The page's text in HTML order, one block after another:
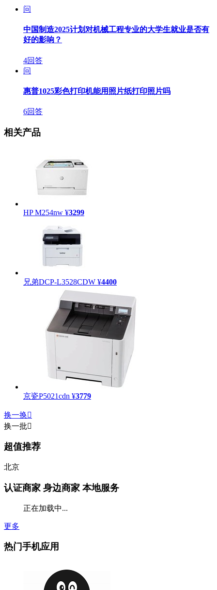
问
中国制造2025计划对机械工程专业的大学生就业是否有
好的影响？
4回答
问
惠普1025彩色打印机能用照片纸打印照片吗
6回答
相关产品
HP M254nw ¥3299
兄弟DCP-L3528CDW ¥4400
京瓷P5021cdn ¥3779
换一换
换一批
超值推荐
北京
认证商家 身边商家 本地服务
正在加载中...
更多
热门手机应用